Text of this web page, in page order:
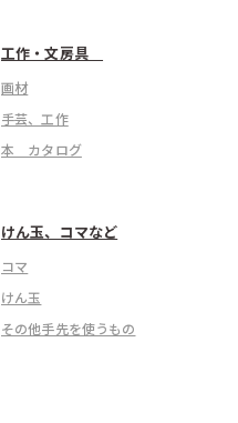
工作・文房具
画材
手芸、工作
本 カタログ
けん玉、コマなど
コマ
けん玉
その他手先を使うもの